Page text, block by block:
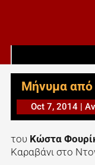
Μήνυμα από
Oct 7, 2014|
του Κώστα
Καραβάνι στο